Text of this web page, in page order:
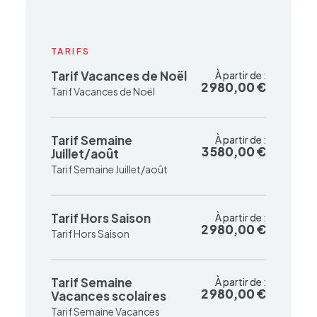
TARIFS
Tarif Vacances de Noël
Tarif Vacances de Noël
À partir de :
2 980,00 €
À partir de :
2 980,00 €
Tarif Semaine
Juillet/août
Tarif Semaine Juillet/août
À partir de :
3 580,00 €
À partir de :
3 580,00 €
Tarif Hors Saison
Tarif Hors Saison
À partir de :
2 980,00 €
À partir de :
2 980,00 €
Tarif Semaine
Vacances scolaires
Tarif Semaine Vacances
À partir de :
2 980,00 €
À partir de :
2 980,00 €